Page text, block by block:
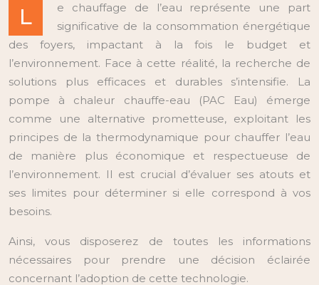
L
e chauffage de l’eau représente une part
significative de la consommation énergétique
des foyers, impactant à la fois le budget et
l’environnement. Face à cette réalité, la recherche de
solutions plus efficaces et durables s’intensifie. La
pompe à chaleur chauffe-eau (PAC Eau) émerge
comme une alternative prometteuse, exploitant les
principes de la thermodynamique pour chauffer l’eau
de manière plus économique et respectueuse de
l’environnement. Il est crucial d’évaluer ses atouts et
ses limites pour déterminer si elle correspond à vos
besoins.
Ainsi, vous disposerez de toutes les informations
nécessaires pour prendre une décision éclairée
concernant l’adoption de cette technologie.